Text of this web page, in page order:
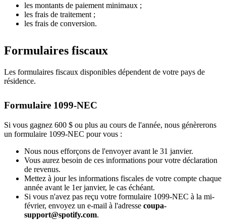
les montants de paiement minimaux ;
les frais de traitement ;
les frais de conversion.
Formulaires fiscaux
Les formulaires fiscaux disponibles dépendent de votre pays de
résidence.
Formulaire 1099-NEC
Si vous gagnez 600 $ ou plus au cours de l'année, nous génèrerons
un formulaire 1099-NEC pour vous :
Nous nous efforçons de l'envoyer avant le 31 janvier.
Vous aurez besoin de ces informations pour votre déclaration
de revenus.
Mettez à jour les informations fiscales de votre compte chaque
année avant le 1er janvier, le cas échéant.
Si vous n'avez pas reçu votre formulaire 1099-NEC à la mi-
février, envoyez un e-mail à l'adresse coupa-
support@spotify.com.